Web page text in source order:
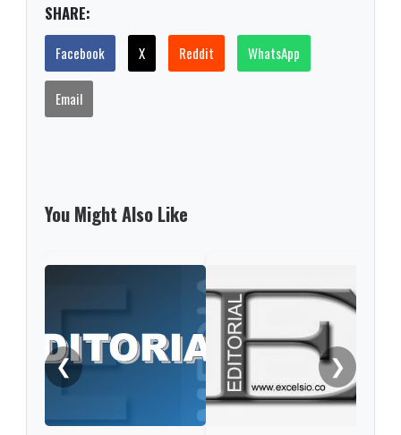
SHARE:
Facebook X Reddit WhatsApp
Email
You Might Also Like
❮ ❯